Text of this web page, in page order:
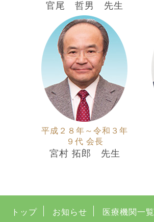
官尾 哲男 先生
平成２８年～令和３年
９代 会長
宮村 拓郎 先生
トップ お知らせ 医療機関一覧